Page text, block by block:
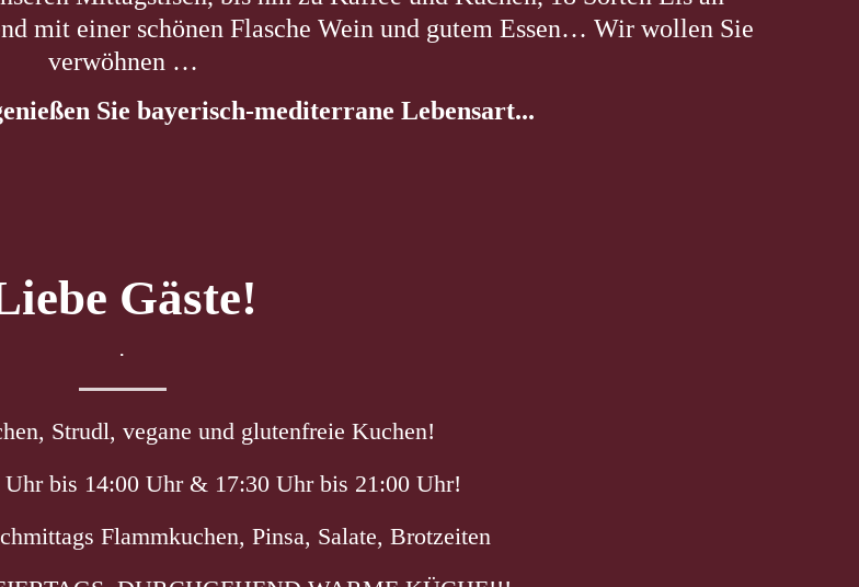
mit einer schönen Flasche Wein und gutem Essen… Wir wollen Sie
verwöhnen …
Sie bayerisch-mediterrane Lebensart...
Gäste!
.
Strudl, vegane und glutenfreie Kuchen!
bis 14:00 Uhr & 17:30 Uhr bis 21:00 Uhr!
Flammkuchen, Pinsa, Salate, Brotzeiten